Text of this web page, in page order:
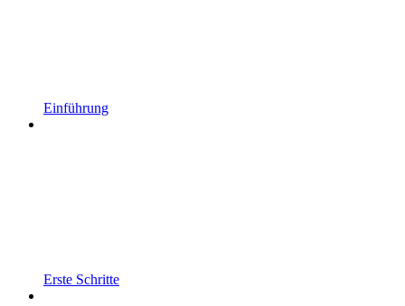
Einführung
Erste Schritte